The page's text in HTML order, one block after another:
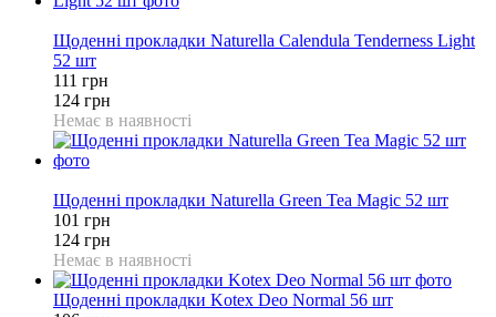
Щоденні прокладки Naturella Calendula Tenderness Light
52 шт
111 грн
124 грн
Немає в наявності
Щоденні прокладки Naturella Green Tea Magic 52 шт
101 грн
124 грн
Немає в наявності
Щоденні прокладки Kotex Deo Normal 56 шт